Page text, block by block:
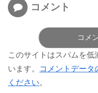
コメント
コメ
このサイトはスパムを低
います。
コメントデータ
ください。